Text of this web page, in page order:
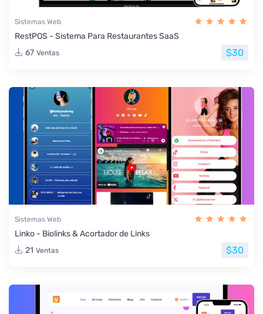
Sistemas Web
RestPOS - Sistema Para Restaurantes SaaS
67 Ventas $30
Sistemas Web
Linko - Biolinks & Acortador de Links
21 Ventas $30